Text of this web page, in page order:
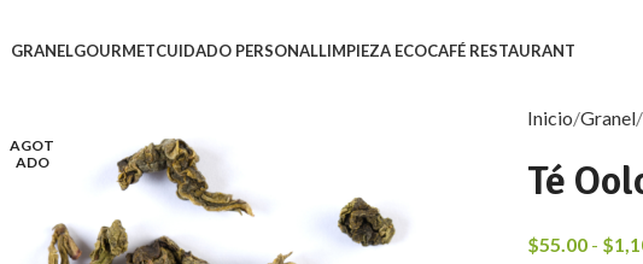
GRANELGOURMETCUIDADO PERSONALLIMPIEZA ECOCAFÉ RESTAURANT
AGOT
ADO
Inicio Granel
Té
$55.00 - $